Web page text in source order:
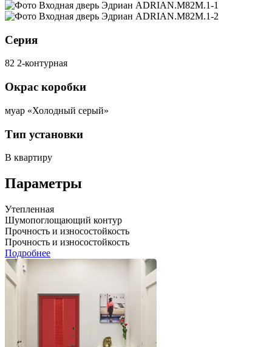
Серия
82 2-контурная
Окрас коробки
муар «Холодный серый»
Тип установки
В квартиру
Параметры
Утепленная
Шумопоглощающий контур
Прочность и износостойкость
Прочность и износостойкость
Подробнее